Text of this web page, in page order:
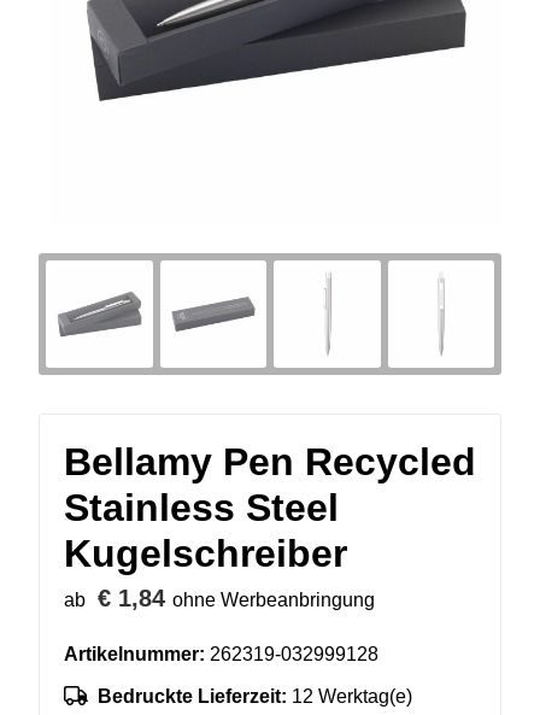
Bellamy Pen Recycled
Stainless Steel
Kugelschreiber
ab € 1,84 ohne Werbeanbringung
Artikelnummer: 262319-032999128
Bedruckte Lieferzeit: 12 Werktag(e)